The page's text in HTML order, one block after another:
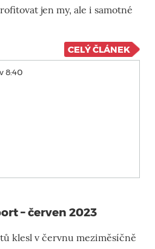
jen my, ale i samotné
CELÝ ČLÁNEK
8:40
– červen 2023
klesl v červnu meziměsíčně